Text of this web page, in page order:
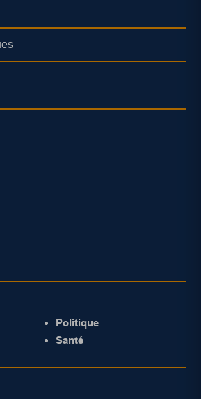
Politique
Santé